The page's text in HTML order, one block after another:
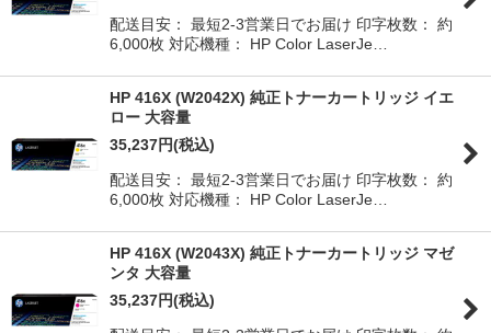
配送目安： 最短2-3営業日でお届け 印字枚数： 約
6,000枚 対応機種： HP Color LaserJe…
HP 416X (W2042X) 純正トナーカートリッジ イエ
ロー 大容量
35,237円(税込)
配送目安： 最短2-3営業日でお届け 印字枚数： 約
6,000枚 対応機種： HP Color LaserJe…
HP 416X (W2043X) 純正トナーカートリッジ マゼ
ンタ 大容量
35,237円(税込)